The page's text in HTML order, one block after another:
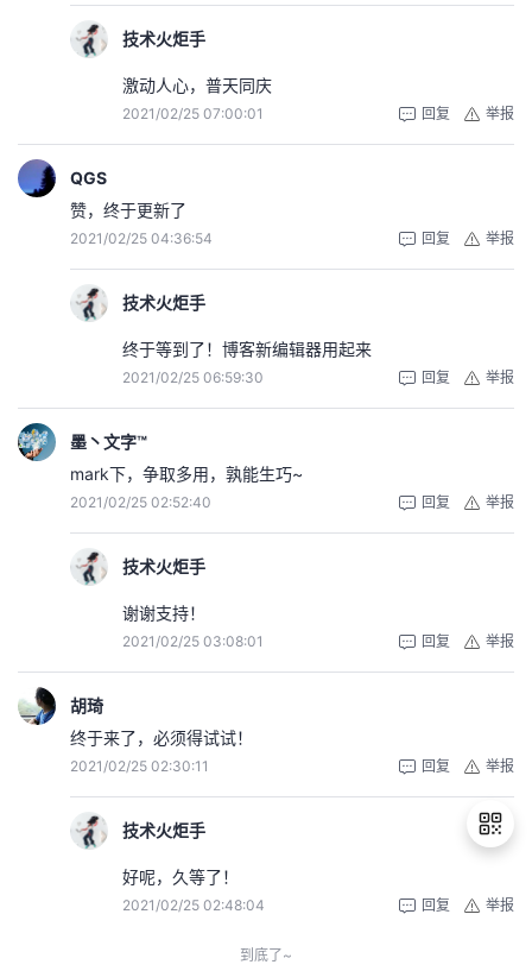
技术火炬手
激动人心，普天同庆
2021/02/25 07:00:01 举报
回复
QGS
赞，终于更新了
2021/02/25 04:36:54 举报
回复
技术火炬手
终于等到了！博客新编辑器用起来
2021/02/25 06:59:30 举报
回复
墨丶文字™
mark下，争取多用，孰能生巧~
2021/02/25 02:52:40 举报
回复
技术火炬手
谢谢支持！
2021/02/25 03:08:01 举报
回复
胡琦
终于来了，必须得试试！
2021/02/25 02:30:11 举报
回复
技术火炬手
好呢，久等了！
2021/02/25 02:48:04 举报
回复
到底了~